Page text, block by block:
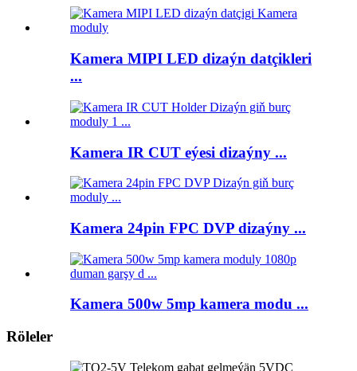
Kamera MIPI LED dizaýn datçikleri
...
Kamera IR CUT eýesi dizaýny ...
Kamera 24pin FPC DVP dizaýny ...
Kamera 500w 5mp kamera modu ...
Röleler